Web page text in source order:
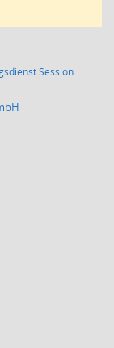
Session(Wird in